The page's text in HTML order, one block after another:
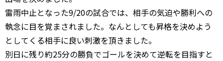
雷雨中止となった9/20の試合では、相手の気迫や勝利への
執念に目を覚まされました。なんとしても昇格を決めよう
としてくる相手に良い刺激を頂きました。
別日に残り約25分の勝負でゴールを決めて逆転を目指すと